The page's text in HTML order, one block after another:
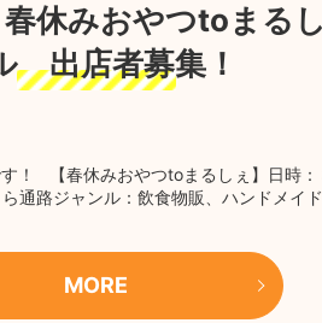
休みおやつtoまる
出店者募集！
！ 【春休みおやつtoまるしぇ】日時
通路ジャンル：飲食物販、ハンドメイ
MORE